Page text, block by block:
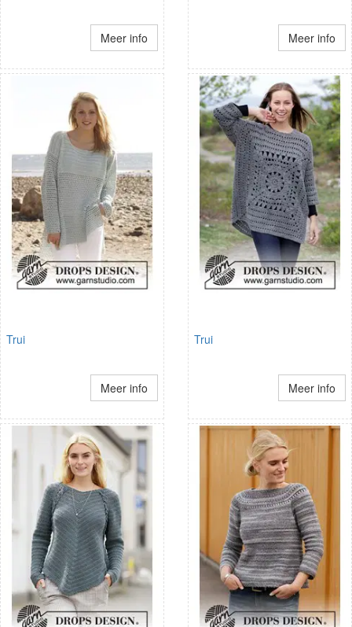
Meer info Meer info
Trui
Meer info
Trui
Meer info